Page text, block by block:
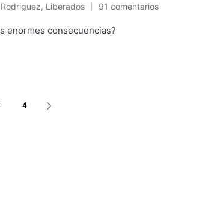
, Liberados 91 comentarios
enormes consecuencias?
4